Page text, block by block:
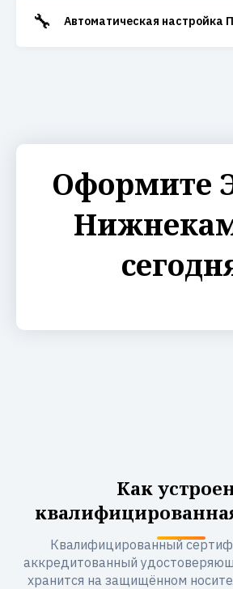
🔧 Автоматическая настройка
Оформите
Как
Квалифицированный
аккредитованный
хранится на защищённом